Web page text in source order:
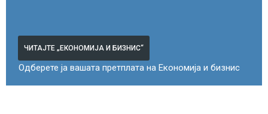
ЧИТАЈТЕ „ЕКОНОМИЈА И БИЗНИС“
Одберете ја вашата претплата на Економија и бизнис